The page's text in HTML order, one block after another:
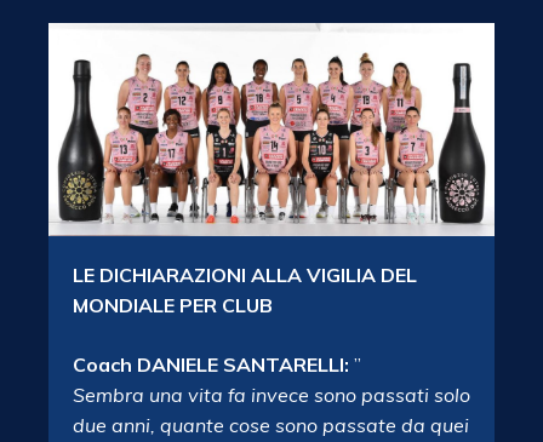
LE DICHIARAZIONI ALLA VIGILIA DEL
MONDIALE PER CLUB
Coach DANIELE SANTARELLI: ”
Sembra una vita fa invece sono passati solo
due anni, quante cose sono passate da quei